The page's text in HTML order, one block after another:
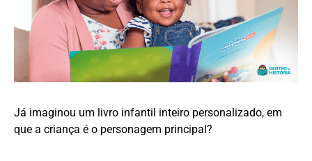
Já imaginou um livro infantil inteiro personalizado, em
que a criança é o personagem principal?